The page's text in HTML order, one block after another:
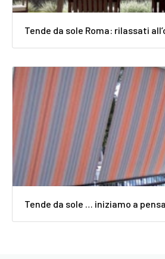
Tende da sole Roma: rilassati
Tende da sole … iniziamo a